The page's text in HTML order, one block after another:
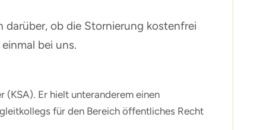
ob die Stornierung kostenfrei
bei uns.
(KSA). Er hielt unteranderem einen
für den Bereich öffentliches Recht